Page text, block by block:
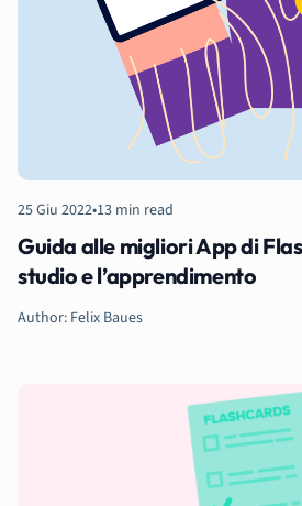
25 Giu 2022•13 min read
Guida alle migliori App di
studio e l’apprendimento
Author: Felix Baues